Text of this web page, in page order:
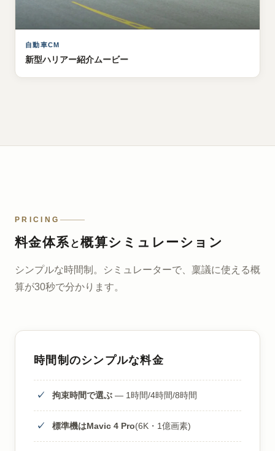
自動車CM
新型ハリアー紹介ムービー
PRICING
料金体系と概算シミュレーション
シンプルな時間制。シミュレーターで、稟議に使える概
算が30秒で分かります。
時間制のシンプルな料金
拘束時間で選ぶ — 1時間/4時間/8時間
標準機はMavic 4 Pro(6K・1億画素)